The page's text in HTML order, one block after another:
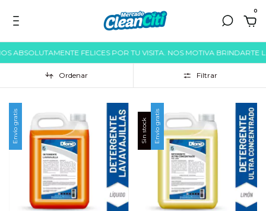
0
FELICES POR TU VISITA. NOS MOTIVA BRINDARTE LO
Ordenar Filtrar
Envío gratis Sin stock Envío gratis